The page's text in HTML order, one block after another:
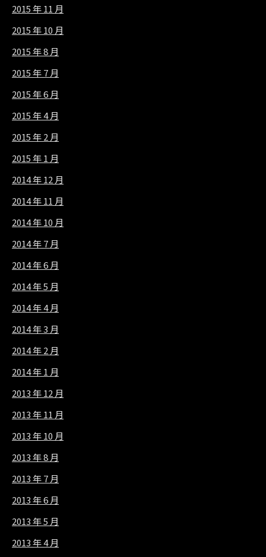
2015 年 11 月
2015 年 10 月
2015 年 8 月
2015 年 7 月
2015 年 6 月
2015 年 4 月
2015 年 2 月
2015 年 1 月
2014 年 12 月
2014 年 11 月
2014 年 10 月
2014 年 7 月
2014 年 6 月
2014 年 5 月
2014 年 4 月
2014 年 3 月
2014 年 2 月
2014 年 1 月
2013 年 12 月
2013 年 11 月
2013 年 10 月
2013 年 8 月
2013 年 7 月
2013 年 6 月
2013 年 5 月
2013 年 4 月